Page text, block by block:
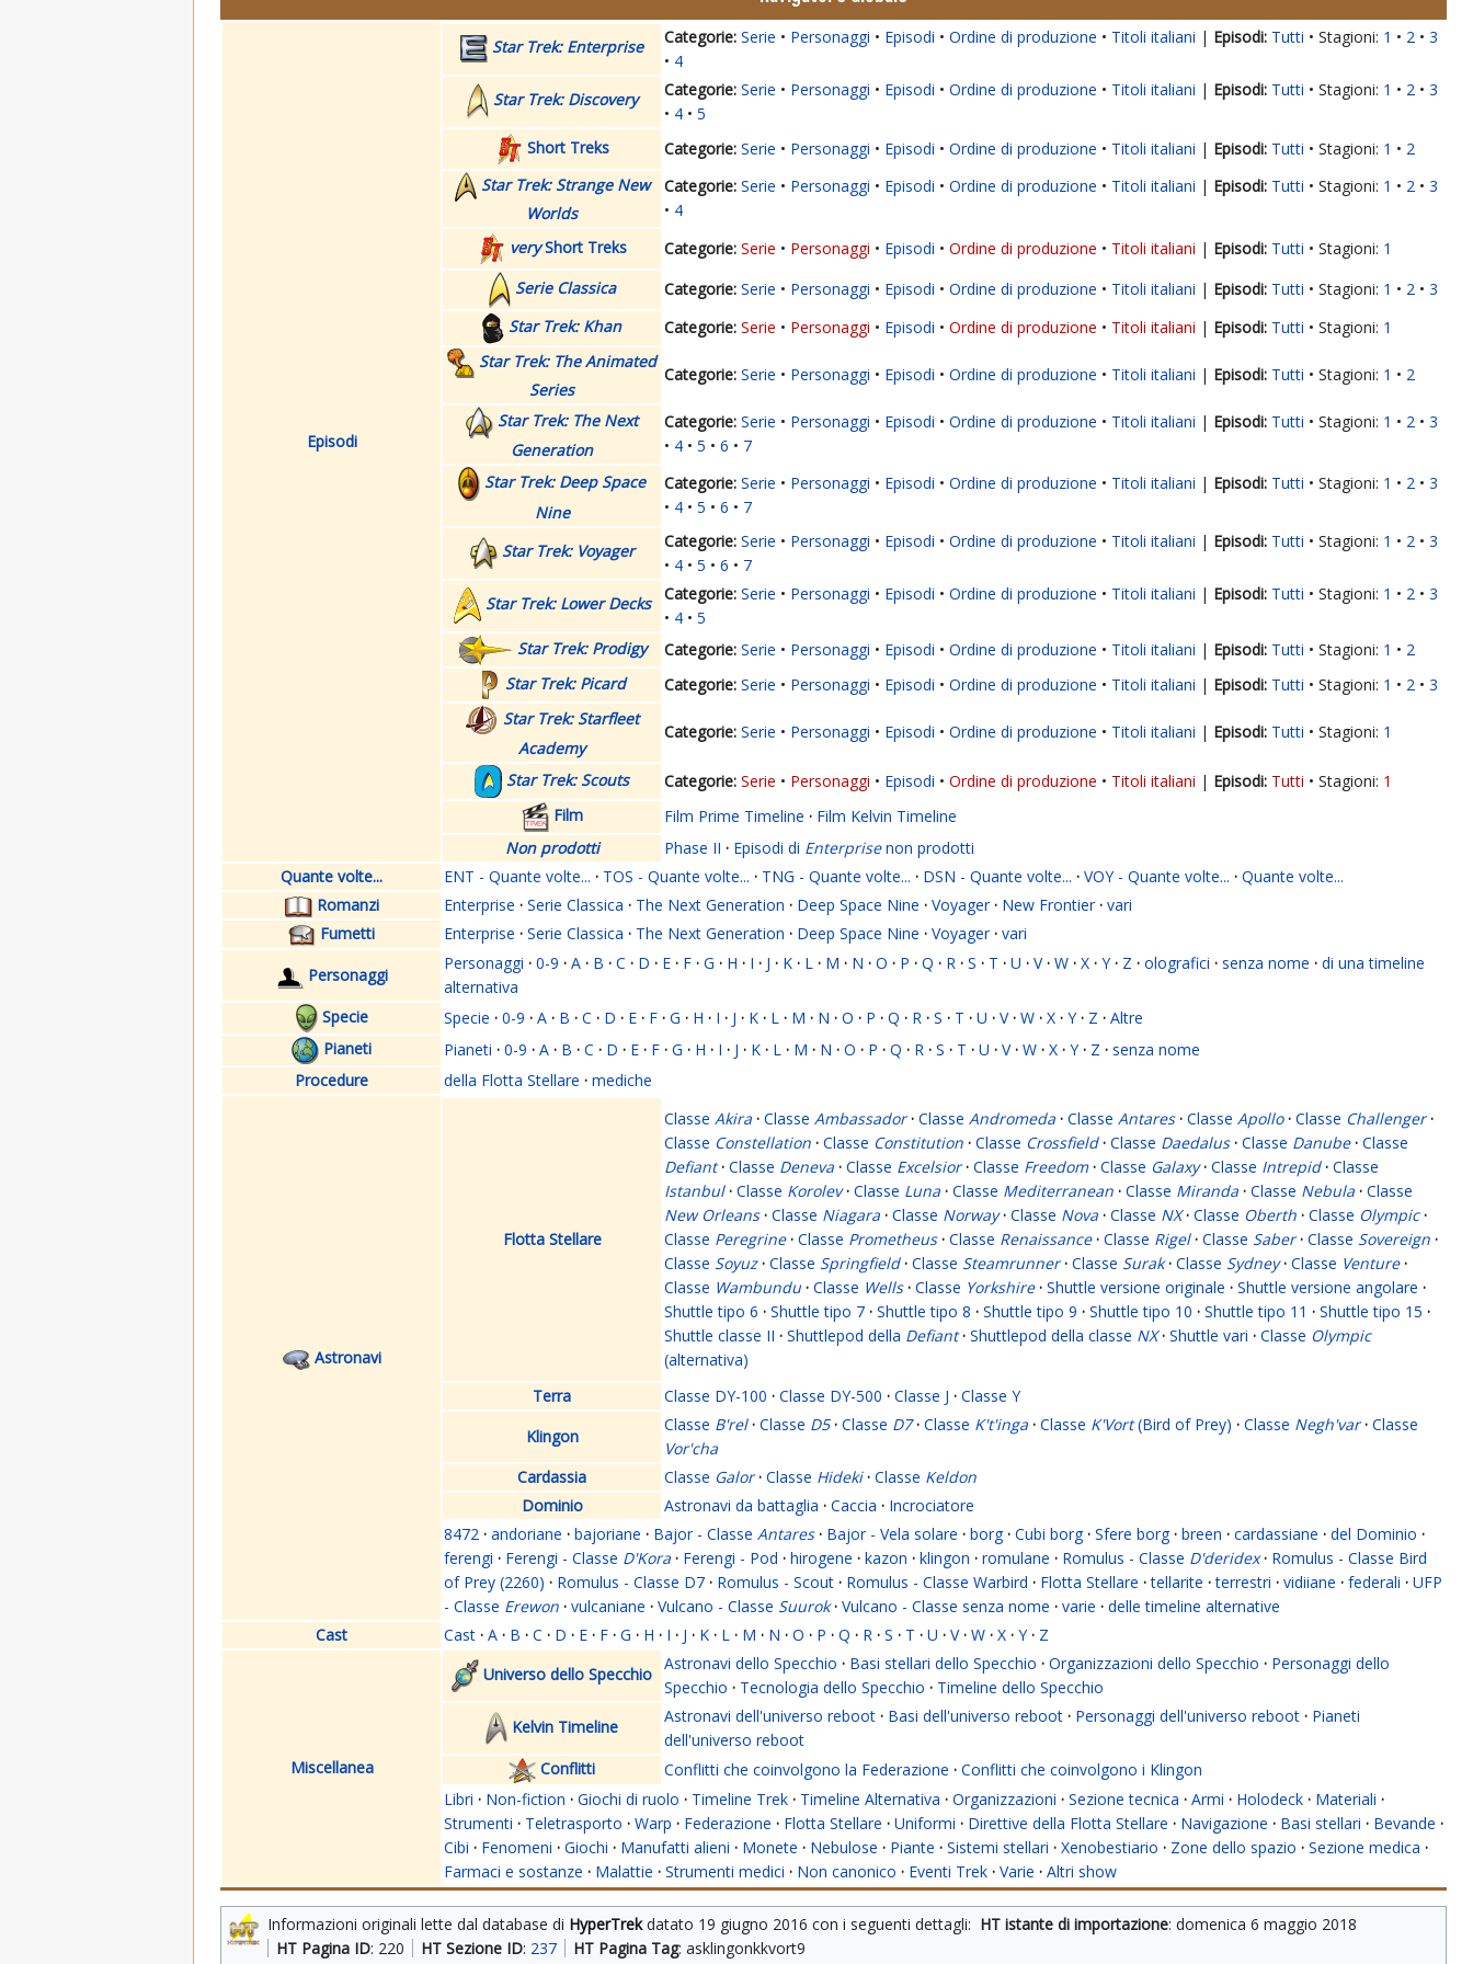
Episodi
Star Trek: Enterprise Serie Personaggi Episodi Ordine di produzione Titoli italiani | Tutti Stagioni: 1 2
3
4
Star Trek: Discovery
Serie Personaggi Episodi Ordine di produzione Titoli italiani | Tutti Stagioni: 1 2
3
4
5
Short Treks
Serie Personaggi Episodi Ordine di produzione Titoli italiani | Tutti Stagioni: 1
2
Star Trek: Strange New
Worlds
Serie Personaggi Episodi Ordine di produzione Titoli italiani | Tutti Stagioni: 1 2
3
4
veryShort Treks Serie Personaggi Episodi Ordine di produzione Titoli italiani | Tutti Stagioni: 1
Serie Classica
Serie Personaggi Episodi Ordine di produzione Titoli italiani | Tutti Stagioni: 1 2
3
Star Trek: Khan
Serie Personaggi Episodi Ordine di produzione Titoli italiani | Tutti Stagioni: 1
Star Trek: The Animated
Series
Serie Personaggi Episodi Ordine di produzione Titoli italiani | Tutti Stagioni: 1 2
Star Trek: The Next
Generation
Serie Personaggi Episodi Ordine di produzione Titoli italiani | Tutti Stagioni: 1 2
3
4
5 6
7
Star Trek: Deep Space
Nine
Serie Personaggi Episodi Ordine di produzione Titoli italiani | Tutti Stagioni: 1 2
3
4
5 6 7
Star Trek: Voyager Serie Personaggi Episodi Ordine di produzione Titoli italiani | Tutti Stagioni: 1 2
3
4
5 6
7
Star Trek: Lower Decks
Serie Personaggi Episodi Ordine di produzione Titoli italiani | Tutti Stagioni: 1 2
3
4
5
Star Trek: Prodigy
Serie Personaggi Episodi Ordine di produzione Titoli italiani | Tutti Stagioni: 1
2
Star Trek: Picard
Serie Personaggi Episodi Ordine di produzione Titoli italiani | Tutti Stagioni: 1 2
3
Star Trek: Starfleet
Academy
Serie Personaggi Episodi Ordine di produzione Titoli italiani | Tutti Stagioni: 1
Star Trek: Scouts Serie Personaggi Episodi Ordine di produzione Titoli italiani | Tutti Stagioni: 1
Film
Film Prime Timeline · Film Kelvin Timeline
Non prodotti
Phase II · Episodi di Enterprisenon prodotti
Quante volte...
ENT - Quante volte... · TOS - Quante volte... · TNG - Quante volte... · DSN - Quante volte... · VOY - Quante volte... · Quante volte...
Romanzi
Enterprise · Serie Classica · The Next Generation · Deep Space Nine · Voyager · New Frontier · vari
Fumetti
Enterprise · Serie Classica · The Next Generation · Deep Space Nine · Voyager · vari
Personaggi
Personaggi · 0-9 · A · B · C · D · E · F · G · H · I · J · K · L · M · N · O · P · Q · R · S · T · U · V · W · X · Y · Z · olografici · senza nome · di una timeline
alternativa
Specie
Specie · 0-9 · A · B · C · D · E · F · G · H · I · J · K · L · M · N · O · P · Q · R · S · T · U · V · W · X · Y · Z · Altre
Pianeti
Pianeti · 0-9 · A · B · C · D · E · F · G · H · I · J · K · L · M · N · O · P · Q · R · S · T · U · V · W · X · Y · Z · senza nome
Procedure
della Flotta Stellare · mediche
Astronavi
Flotta Stellare
Classe Akira · Classe Ambassador · Classe Andromeda · Classe Antares · Classe Apollo · Classe Challenger ·
Classe Constellation · Classe Constitution · Classe Crossfield · Classe Daedalus · Classe Danube · Classe
Defiant · Classe Deneva · Classe Excelsior · Classe Freedom · Classe Galaxy · Classe Intrepid · Classe
Istanbul · Classe Korolev · Classe Luna · Classe Mediterranean · Classe Miranda · Classe Nebula · Classe
New Orleans · Classe Niagara · Classe Norway · Classe Nova · Classe NX · Classe Oberth · Classe Olympic ·
Classe Peregrine · Classe Prometheus · Classe Renaissance · Classe Rigel · Classe Saber · Classe Sovereign ·
Classe Soyuz · Classe Springfield · Classe Steamrunner · Classe Surak · Classe Sydney · Classe Venture ·
Classe Wambundu · Classe Wells · Classe Yorkshire · Shuttle versione originale · Shuttle versione angolare ·
Shuttle tipo 6 · Shuttle tipo 7 · Shuttle tipo 8 · Shuttle tipo 9 · Shuttle tipo 10 · Shuttle tipo 11 · Shuttle tipo 15 ·
Shuttle classe II · Shuttlepod della Defiant · Shuttlepod della classe NX · Shuttle vari · Classe Olympic
(alternativa)
Terra
Classe DY-100 · Classe DY-500 · Classe J · Classe Y
Klingon
Classe B'rel · Classe D5 · Classe D7 · Classe K't'inga · Classe K'Vort(Bird of Prey) · Classe Negh'var · Classe
Vor'cha
Cardassia
Classe Galor · Classe Hideki · Classe Keldon
Dominio
Astronavi da battaglia · Caccia · Incrociatore
8472 · andoriane · bajoriane · Bajor - Classe Antares · Bajor - Vela solare · borg · Cubi borg · Sfere borg · breen · cardassiane · del Dominio ·
ferengi · Ferengi - Classe D'Kora · Ferengi - Pod · hirogene · kazon · klingon · romulane · Romulus - Classe D'deridex · Romulus - Classe Bird
of Prey (2260) · Romulus - Classe D7 · Romulus - Scout · Romulus - Classe Warbird · Flotta Stellare · tellarite · terrestri · vidiiane · federali · UFP
- Classe Erewon · vulcaniane · Vulcano - Classe Suurok · Vulcano - Classe senza nome · varie · delle timeline alternative
Cast
Cast · A · B · C · D · E · F · G · H · I · J · K · L · M · N · O · P · Q · R · S · T · U · V · W · X · Y · Z
Miscellanea
Universo dello Specchio
Astronavi dello Specchio · Basi stellari dello Specchio · Organizzazioni dello Specchio · Personaggi dello
Specchio · Tecnologia dello Specchio · Timeline dello Specchio
Kelvin Timeline
Astronavi dell'universo reboot · Basi dell'universo reboot · Personaggi dell'universo reboot · Pianeti
dell'universo reboot
Conflitti
Conflitti che coinvolgono la Federazione · Conflitti che coinvolgono i Klingon
Libri · Non-fiction · Giochi di ruolo · Timeline Trek · Timeline Alternativa · Organizzazioni · Sezione tecnica · Armi · Holodeck · Materiali ·
Strumenti · Teletrasporto · Warp · Federazione · Flotta Stellare · Uniformi · Direttive della Flotta Stellare · Navigazione · Basi stellari · Bevande ·
Cibi · Fenomeni · Giochi · Manufatti alieni · Monete · Nebulose · Piante · Sistemi stellari · Xenobestiario · Zone dello spazio · Sezione medica ·
Farmaci e sostanze · Malattie · Strumenti medici · Non canonico · Eventi Trek · Varie · Altri show
Informazioni originali lette dal database di HyperTrek datato 19 giugno 2016 con i seguenti dettagli: HT istante di importazione: domenica 6 maggio 2018
HT Pagina ID: 220 HT Sezione ID: 237 HT Pagina Tag: asklingonkkvort9